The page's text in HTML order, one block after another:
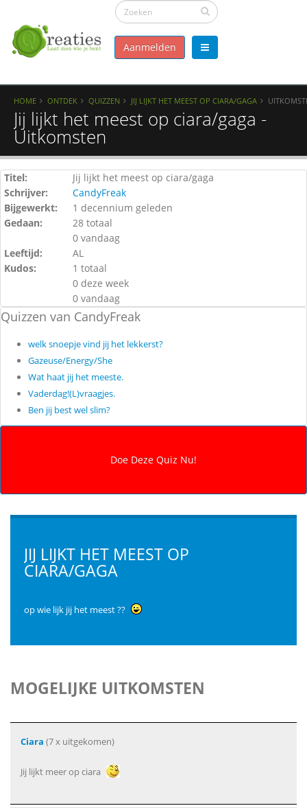
Aanmelden
HOME ONTDEK QUIZZEN JIJ LIJKT HET MEEST OP CIARA/GAGA
Jij lijkt het meest op ciara/gaga -
Uitkomsten
Titel:
Jij lijkt het meest op ciara/gaga
Schrijver:
CandyFreak
Bijgewerkt:
1 decennium geleden
Gedaan:
28 totaal
0 vandaag
Leeftijd:
AL
Kudos:
1 totaal
0 deze week
0 vandaag
Quizzen van CandyFreak
welk snoepje vind jij het lekkerst?
Gazeuse/Energy/She
Wat haat jij het meeste.
Vaderdag!(L)vraagjes.
Ben jij best wel slim?
JIJ LIJKT HET MEEST OP
CIARA/GAGA
op wie lijk jij het meest ??
MOGELIJKE UITKOMSTEN
Ciara (7 x uitgekomen)
Jij lijkt meer op ciara